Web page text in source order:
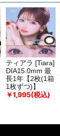
ティアラ [Tiara]
DIA15.0mm 最
長1年【2枚(1箱
1枚ずつ)】
￥1,995(税込)